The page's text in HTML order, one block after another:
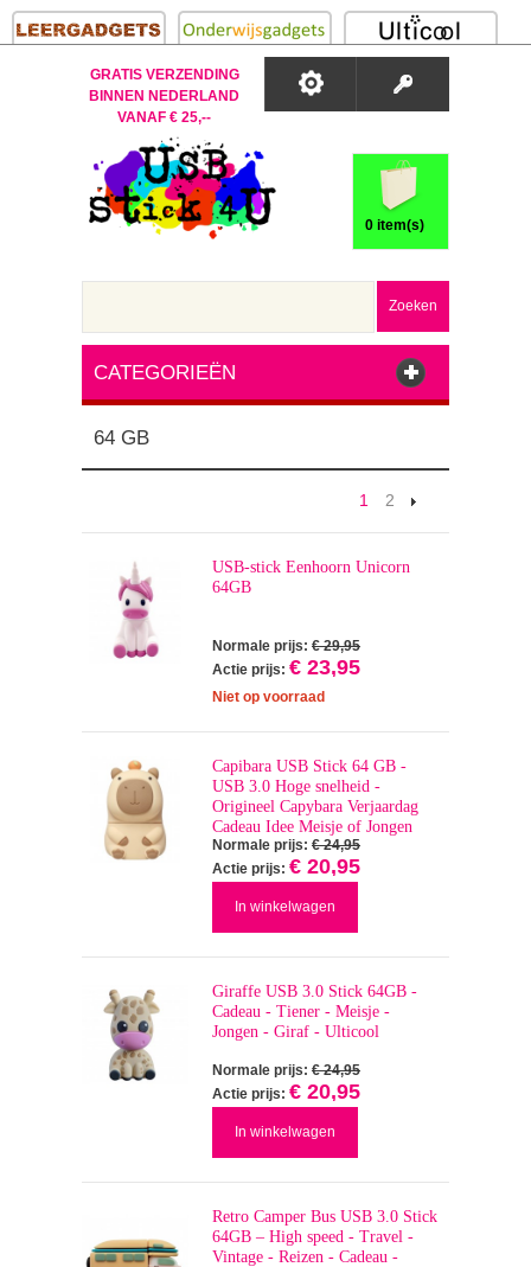
GRATIS VERZENDING
BINNEN NEDERLAND
VANAF € 25,--
0 item(s)
Zoeken
CATEGORIEËN
64 GB
1 2
USB-stick Eenhoorn Unicorn
64GB
Normale prijs: € 29,95
Actie prijs: € 23,95
Niet op voorraad
Capibara USB Stick 64 GB -
USB 3.0 Hoge snelheid -
Origineel Capybara Verjaardag
Cadeau Idee Meisje of Jongen
Normale prijs: € 24,95
Actie prijs: € 20,95
In winkelwagen
Giraffe USB 3.0 Stick 64GB -
Cadeau - Tiener - Meisje -
Jongen - Giraf - Ulticool
Normale prijs: € 24,95
Actie prijs: € 20,95
In winkelwagen
Retro Camper Bus USB 3.0 Stick
64GB – High speed - Travel -
Vintage - Reizen - Cadeau -